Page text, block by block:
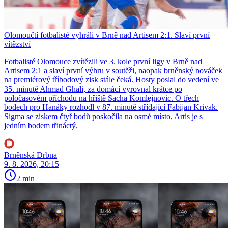
Olomoučtí fotbalisté vyhráli v Brně nad Artisem 2:1. Slaví první
vítězství
Fotbalisté Olomouce zvítězili ve 3. kole první ligy v Brně nad
Artisem 2:1 a slaví první výhru v soutěži, naopak brněnský nováček
na premiérový tříbodový zisk stále čeká. Hosty poslal do vedení ve
35. minutě Ahmad Ghali, za domácí vyrovnal krátce po
poločasovém příchodu na hřiště Sacha Komlejnovic. O třech
bodech pro Hanáky rozhodl v 87. minutě střídající Fabijan Krivak.
Sigma se ziskem čtyř bodů poskočila na osmé místo, Artis je s
jedním bodem třináctý.
Brněnská Drbna
9. 8. 2026, 20:15
2 min